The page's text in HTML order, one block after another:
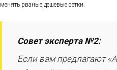
менять рваные дешевые сетки.
Совет эксперта №2:
Если вам предлагают